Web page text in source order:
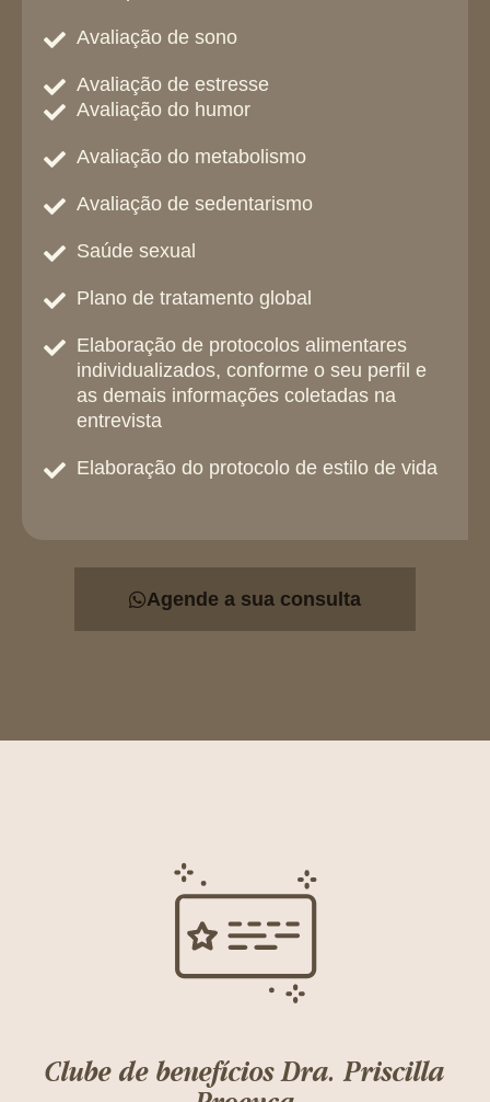
Avaliação de sono
Avaliação de estresse
Avaliação do humor
Avaliação do metabolismo
Avaliação de sedentarismo
Saúde sexual
Plano de tratamento global
Elaboração de protocolos alimentares
individualizados, conforme o seu perfil e
as demais informações coletadas na
entrevista
Elaboração do protocolo de estilo de vida
Agende a sua consulta
Clube de benefícios Dra. Priscilla